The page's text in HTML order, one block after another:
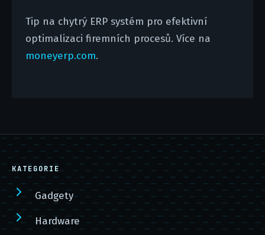
Tip na chytrý ERP systém pro efektivní
optimalizaci firemních procesů. Více na
moneyerp.com.
KATEGORIE
Gadgety
Hardware